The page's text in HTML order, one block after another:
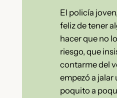
El policía
feliz de tener
hacer que no
riesgo, que
contarme del
empezó a jalar
poquito a